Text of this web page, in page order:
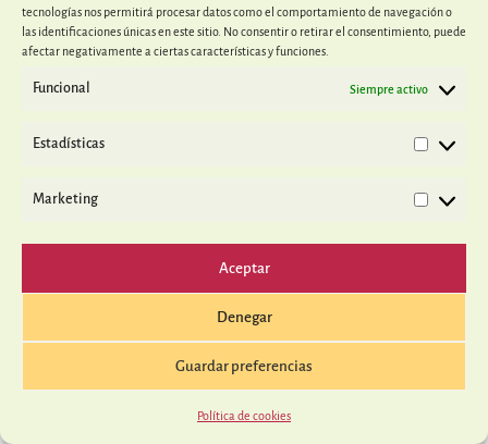
tecnologías nos permitirá procesar datos como el comportamiento de navegación o
las identificaciones únicas en este sitio. No consentir o retirar el consentimiento, puede
afectar negativamente a ciertas características y funciones.
Funcional Siempre activo
Estadísticas
Marketing
Aceptar
Denegar
Guardar preferencias
Política de cookies
POLÍTICA DE COOKIES | POLÍTICA DE PRIVACIDAD | AVISO LEGAL